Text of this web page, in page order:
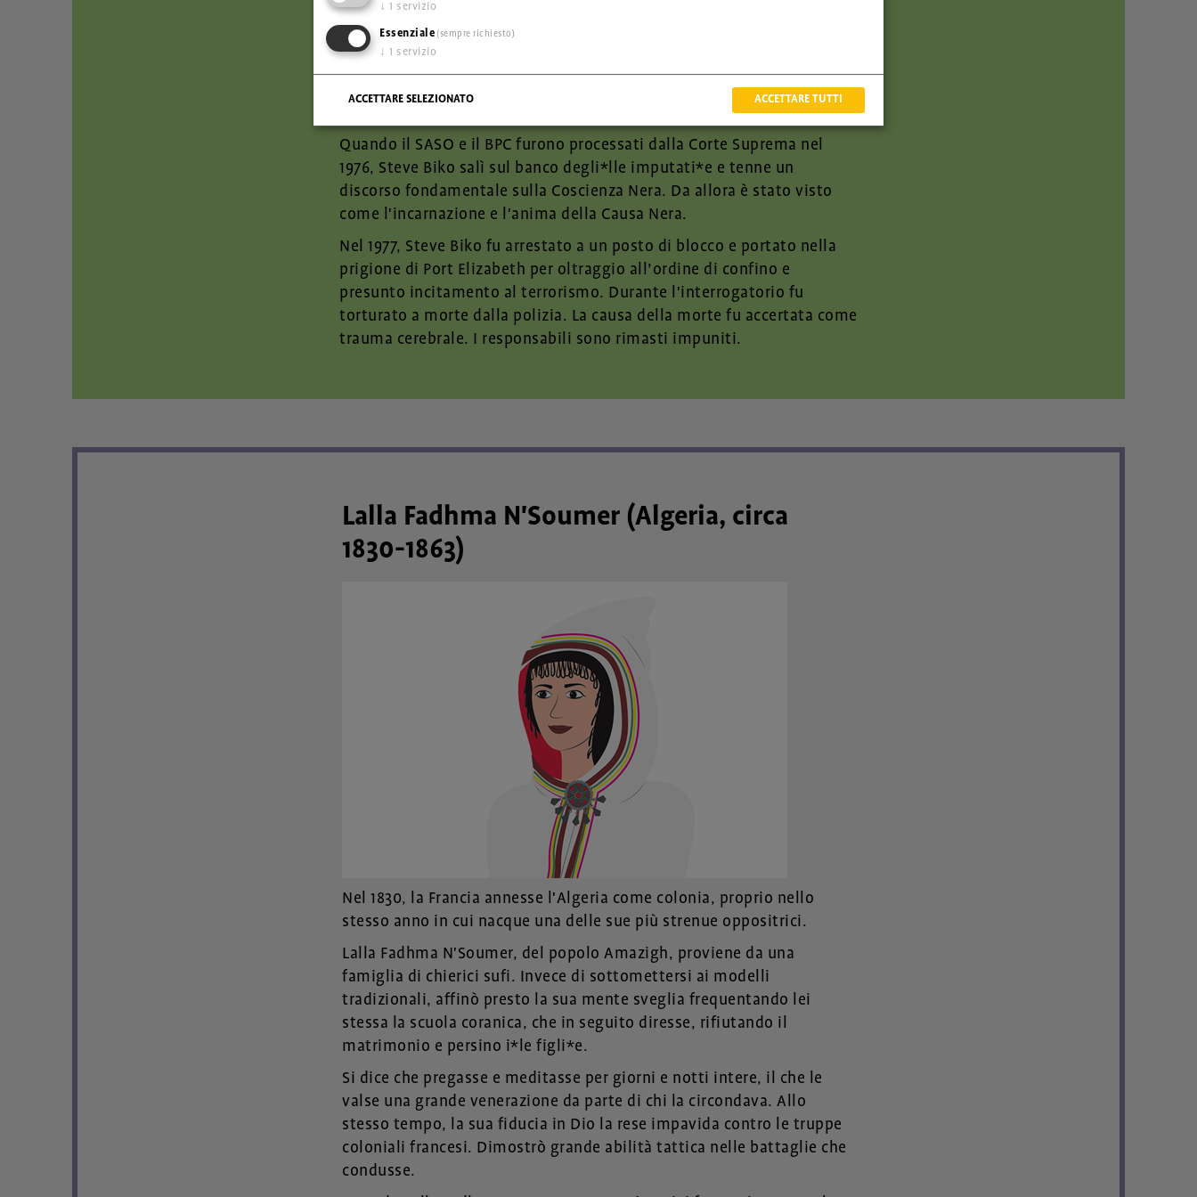
chiuso, organizzò gruppi di acquisto per consentire prezzi più bassi
del "Black Community Program" (BCP), in cui le persone Nere facevano
Quando il SASO e il BPC furono processati dalla Corte Suprema nel
1976, Steve Biko salì sul banco degli*lle imputati*e e tenne un
discorso fondamentale sulla Coscienza Nera. Da allora è stato visto
come l'incarnazione e l'anima della Causa Nera.
Nel 1977, Steve Biko fu arrestato a un posto di blocco e portato nella
prigione di Port Elizabeth per oltraggio all’ordine di confino e
presunto incitamento al terrorismo. Durante l'interrogatorio fu
torturato a morte dalla polizia. La causa della morte fu accertata come
trauma cerebrale. I responsabili sono rimasti impuniti.
Lalla Fadhma N'Soumer (Algeria, circa
1830-1863)
Nel 1830, la Francia annesse l'Algeria come colonia, proprio nello
stesso anno in cui nacque una delle sue più strenue oppositrici.
Lalla Fadhma N'Soumer, del popolo Amazigh, proviene da una
famiglia di chierici sufi. Invece di sottomettersi ai modelli
tradizionali, affinò presto la sua mente sveglia frequentando lei
stessa la scuola coranica, che in seguito diresse, rifiutando il
matrimonio e persino i*le figli*e.
Si dice che pregasse e meditasse per giorni e notti intere, il che le
valse una grande venerazione da parte di chi la circondava. Allo
stesso tempo, la sua fiducia in Dio la rese impavida contro le truppe
coloniali francesi. Dimostrò grande abilità tattica nelle battaglie che
condusse.
↓ 1 servizio
Essenziale (sempre richiesto)
↓ 1 servizio
ACCETTARE SELEZIONATO ACCETTARE TUTTI